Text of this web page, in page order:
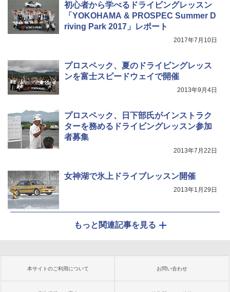
初心者から学べるドライビングレッスン
「YOKOHAMA & PROSPEC Summer D
riving Park 2017」レポート
2017年7月10日
プロスペック、夏のドライビングレッス
ンを富士スピードウェイで開催
2013年9月4日
プロスペック、日下部氏がインストラク
ターを務めるドライビングレッスン参加
者募集
2013年7月22日
女神湖で氷上ドライブレッスン開催
2013年1月29日
もっと関連記事を見る
本サイトのご利用について お問い合わせ